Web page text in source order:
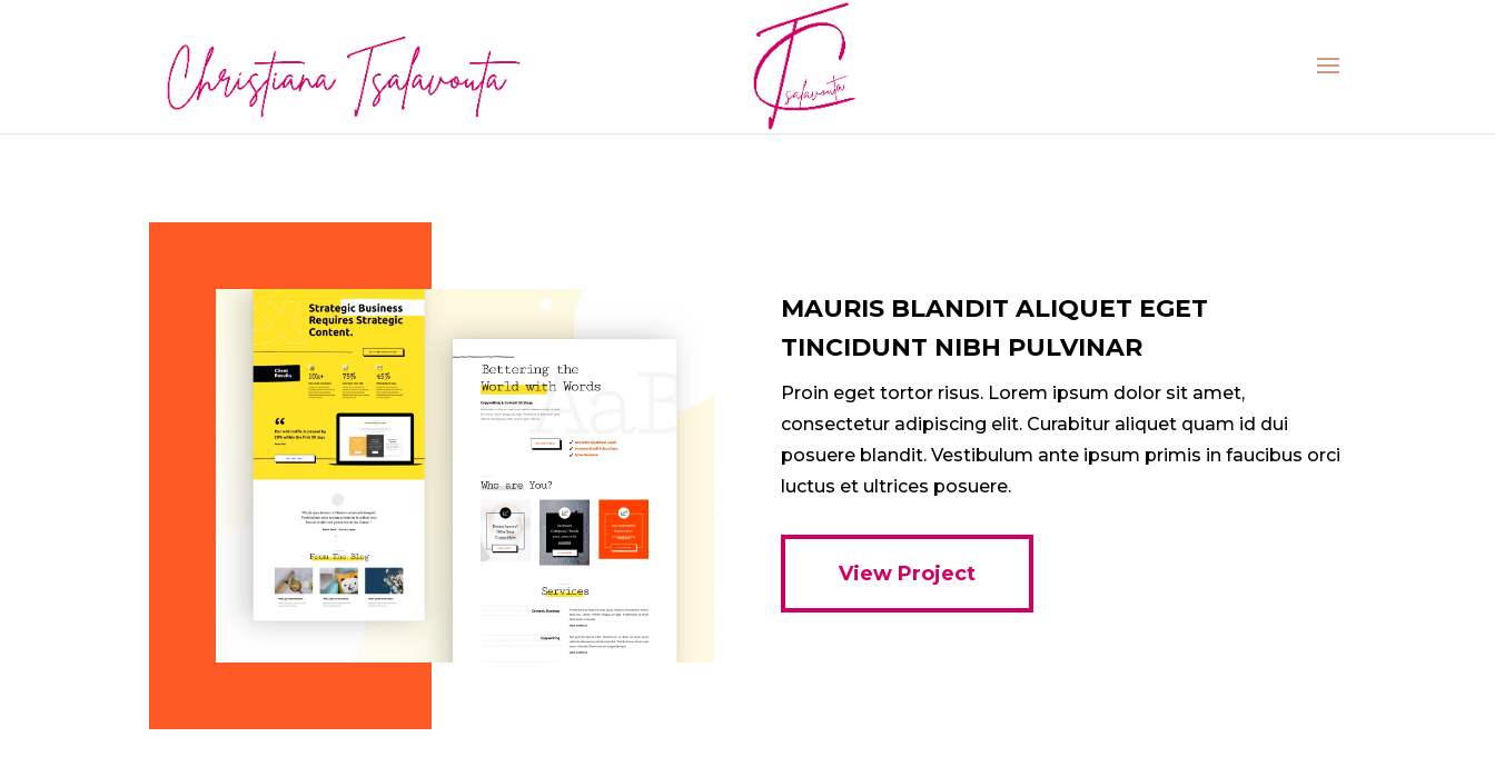
MAURIS BLANDIT ALIQUET EGET
TINCIDUNT NIBH PULVINAR
Proin eget tortor risus. Lorem ipsum dolor sit amet,
consectetur adipiscing elit. Curabitur aliquet quam id dui
posuere blandit. Vestibulum ante ipsum primis in faucibus orci
luctus et ultrices posuere.
View Project